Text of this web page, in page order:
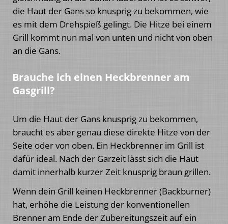
die Haut der Gans so knusprig zu bekommen, wie
es mit dem Drehspieß gelingt. Die Hitze bei einem
Grill kommt nun mal von unten und nicht von oben
an die Gans.
Brauche ich einen Heckbrenner am
Gasgrill?
Um die Haut der Gans knusprig zu bekommen,
braucht es aber genau diese direkte Hitze von der
Seite oder von oben. Ein Heckbrenner im Grill ist
dafür ideal. Nach der Garzeit lässt sich die Haut
damit innerhalb kurzer Zeit knusprig braun grillen.
Wenn dein Grill keinen Heckbrenner (Backburner)
hat, erhöhe die Leistung der konventionellen
Brenner am Ende der Zubereitungszeit auf ein